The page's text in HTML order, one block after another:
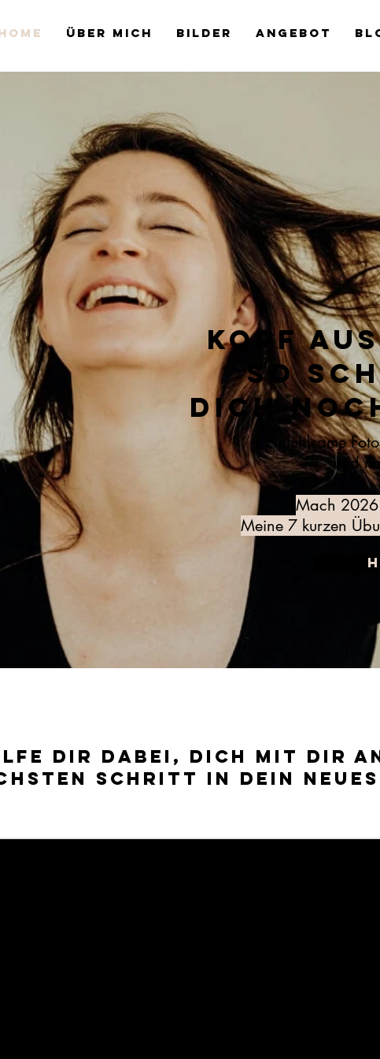
ÜBER MICH BILDER Angebot
kopf
So
dich
Mach 2026
Meine 7 kurzen
Einfühlsame
und
dir dabei, dich mit dir
Schritt in dein neues